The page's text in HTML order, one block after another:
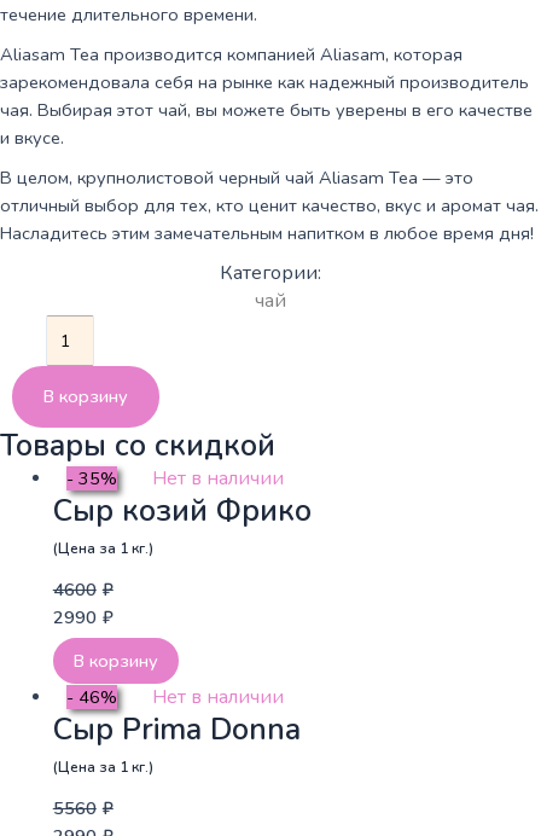
течение длительного времени.
Aliasam Tea производится компанией Aliasam, которая
зарекомендовала себя на рынке как надежный производитель
чая. Выбирая этот чай, вы можете быть уверены в его качестве
и вкусе.
В целом, крупнолистовой черный чай Aliasam Tea — это
отличный выбор для тех, кто ценит качество, вкус и аромат чая.
Насладитесь этим замечательным напитком в любое время дня!
Категории:
чай
Цейлонский
черный
чай
крупнолистовой
В корзину
Товары со скидкой
- 35% Нет в наличии
Сыр козий Фрико
(Цена за 1 кг.)
4600 ₽
2990 ₽
В корзину
- 46%
Нет в наличии
Сыр Prima Donna
(Цена за 1 кг.)
5560 ₽